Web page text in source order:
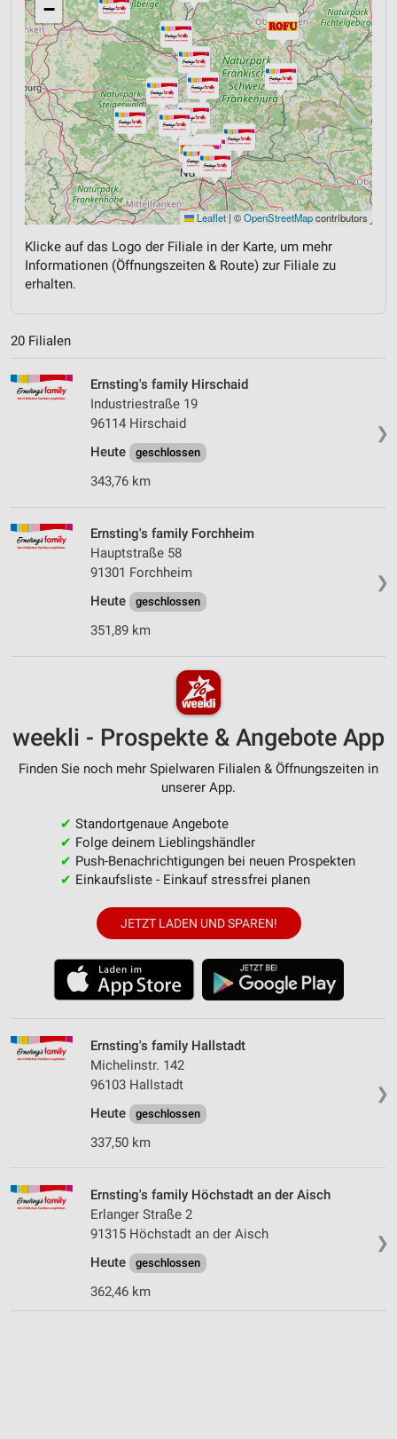
−
Leaflet | ©OpenStreetMapcontributors
Klicke auf das Logo der Filiale in der Karte, um mehr
Informationen (Öffnungszeiten & Route) zur Filiale zu
erhalten.
20 Filialen
❯
Ernsting's family Hirschaid
Industriestraße 19
96114 Hirschaid
Heute
geschlossen
343,76 km
❯
Ernsting's family Forchheim
Hauptstraße 58
91301 Forchheim
Heute
geschlossen
351,89 km
weekli - Prospekte & Angebote App
Finden Sie noch mehr Spielwaren Filialen & Öffnungszeiten in
unserer App.
✔ Standortgenaue Angebote
✔ Folge deinem Lieblingshändler
✔ Push-Benachrichtigungen bei neuen Prospekten
✔ Einkaufsliste - Einkauf stressfrei planen
JETZT LADEN UND SPAREN!
❯
Ernsting's family Hallstadt
Michelinstr. 142
96103 Hallstadt
Heute
geschlossen
337,50 km
❯
Ernsting's family Höchstadt an der Aisch
Erlanger Straße 2
91315 Höchstadt an der Aisch
Heute
geschlossen
362,46 km